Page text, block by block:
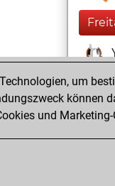
um
können
und